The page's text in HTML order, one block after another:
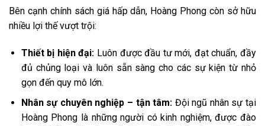
Bên cạnh chính sách giá hấp dẫn, Hoàng Phong còn sở hữu
nhiều lợi thế vượt trội:
Thiết bị hiện đại: Luôn được đầu tư mới, đạt chuẩn, đầy
đủ chủng loại và luôn sẵn sàng cho các sự kiện từ nhỏ
gọn đến quy mô lớn.
Nhân sự chuyên nghiệp – tận tâm: Đội ngũ nhân sự tại
Hoàng Phong là những người có kinh nghiệm, được đào